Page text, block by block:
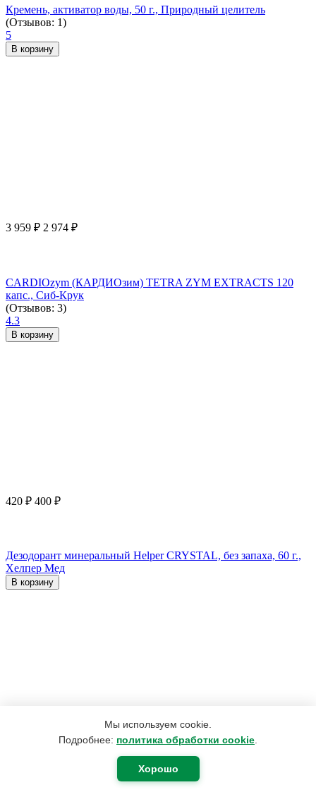
Мы используем cookie.
Подробнее: политика обработки cookie
Хорошо
Кремень, активатор воды, 50 г., Природный целитель
(Отзывов: 1)
5
В корзину
3 959 ₽ 2 974 ₽
CARDIOzym (КАРДИОзим) TETRA ZYM EXTRACTS 120
капс., Сиб-Крук
(Отзывов: 3)
4.3
В корзину
420 ₽ 400 ₽
Дезодорант минеральный Helper CRYSTAL, без запаха, 60 г.,
Хелпер Мед
В корзину